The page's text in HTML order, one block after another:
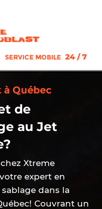
SERVICE MOBILE 24 / 7
à Québec
de
au Jet
Xtreme
expert en
dans la
Couvrant un